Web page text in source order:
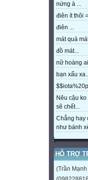
nứng à ...
điên ít thôi
điên ...
mát quá
đồ mát...
nữ hoàng
bạn xấu
Nêu cậu
sẽ chết...
Chẳng hay
như bánh
HỖ TRỢ
(Trần